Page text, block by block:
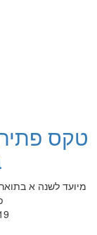
טקס
מיועד לשנה א